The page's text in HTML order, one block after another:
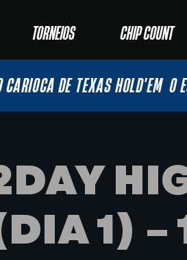
TORNEIOS CHIP COUNT
CARIOCA DE TEXAS HOLD'EMO
1) –